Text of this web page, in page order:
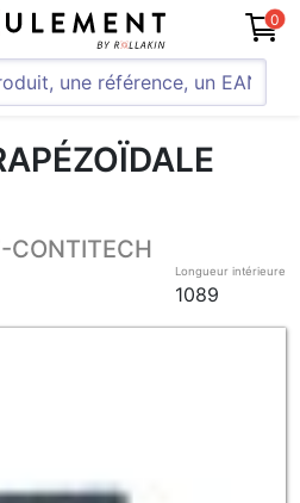
0
CONTITECH
Longueur intérieure
1089